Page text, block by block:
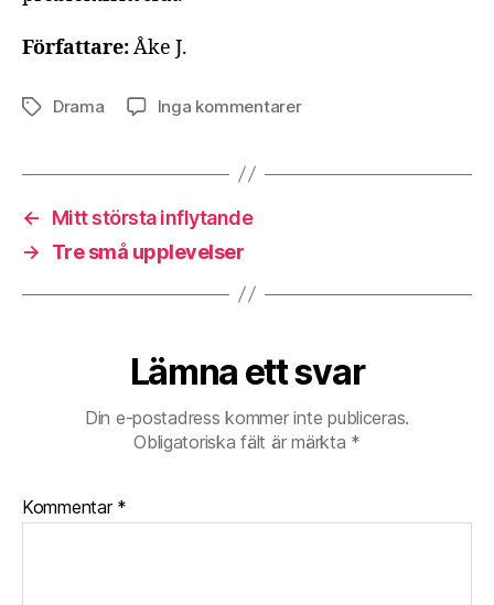
Författare:Åke J.
Etiketter
Drama Inga kommentarertill
←
Mitt största inflytande
→
Tre små upplevelser
Lämna ett svar
Din e-postadress kommer inte publiceras.
Obligatoriska fält är märkta *
Kommentar *